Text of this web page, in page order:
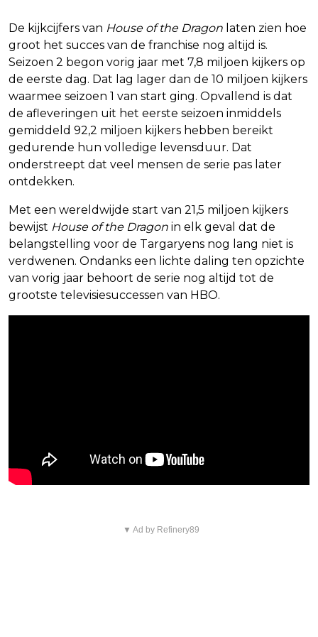
De kijkcijfers van House of the Dragon laten zien hoe
groot het succes van de franchise nog altijd is.
Seizoen 2 begon vorig jaar met 7,8 miljoen kijkers op
de eerste dag. Dat lag lager dan de 10 miljoen kijkers
waarmee seizoen 1 van start ging. Opvallend is dat
de afleveringen uit het eerste seizoen inmiddels
gemiddeld 92,2 miljoen kijkers hebben bereikt
gedurende hun volledige levensduur. Dat
onderstreept dat veel mensen de serie pas later
ontdekken.
Met een wereldwijde start van 21,5 miljoen kijkers
bewijst House of the Dragon in elk geval dat de
belangstelling voor de Targaryens nog lang niet is
verdwenen. Ondanks een lichte daling ten opzichte
van vorig jaar behoort de serie nog altijd tot de
grootste televisiesuccessen van HBO.
▼ Ad by Refinery89